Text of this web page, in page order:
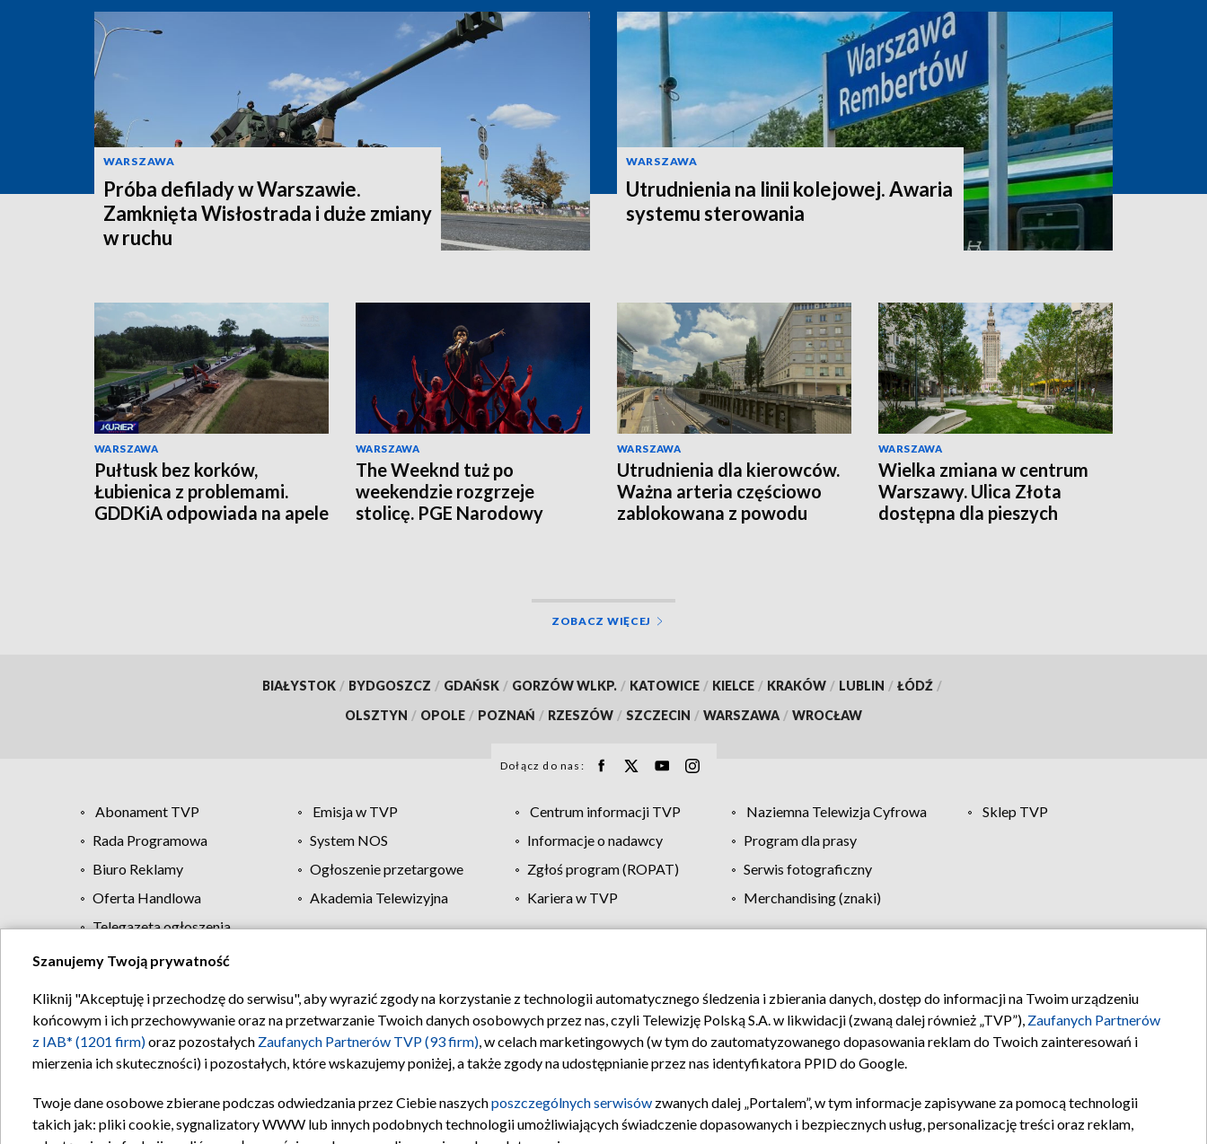
WARSZAWA
Próba defilady w Warszawie.
Zamknięta Wisłostrada i duże zmiany
w ruchu
WARSZAWA
Utrudnienia na linii kolejowej. Awaria
systemu sterowania
WARSZAWA
Pułtusk bez korków,
Łubienica z problemami.
GDDKiA odpowiada na apele
WARSZAWA
The Weeknd tuż po
weekendzie rozgrzeje
stolicę. PGE Narodowy
WARSZAWA
Utrudnienia dla kierowców.
Ważna arteria częściowo
zablokowana z powodu
WARSZAWA
Wielka zmiana w centrum
Warszawy. Ulica Złota
dostępna dla pieszych
ZOBACZ WIĘCEJ
BIAŁYSTOK / BYDGOSZCZ / GDAŃSK / GORZÓW WLKP. / KATOWICE / KIELCE / KRAKÓW / LUBLIN / ŁÓDŹ /
OLSZTYN / OPOLE / POZNAŃ / RZESZÓW / SZCZECIN / WARSZAWA / WROCŁAW
Dołącz do nas:
Abonament TVP Emisja w TVP Centrum informacji TVP Naziemna Telewizja Cyfrowa
Sklep TVP
Rada Programowa
System NOS Informacje o nadawcy
Program dla prasy
Biuro Reklamy
Ogłoszenie przetargowe Zgłoś program (ROPAT)
Serwis fotograficzny
Oferta Handlowa
Akademia Telewizyjna Kariera w TVP
Merchandising (znaki)
Telegazeta ogłoszenia
Regulamin TVP Polityka prywatności Moje zgody Pomoc Biuro reklamy Kontakt
Szanujemy Twoją prywatność
Kliknij "Akceptuję i przechodzę do serwisu", aby wyrazić zgody na korzystanie z technologii automatycznego śledzenia i zbierania danych, dostęp do informacji na Twoim urządzeniu
końcowym i ich przechowywanie oraz na przetwarzanie Twoich danych osobowych przez nas, czyli Telewizję Polską S.A. w likwidacji (zwaną dalej również „TVP”), Zaufanych Partnerów
z IAB* (1201 firm)oraz pozostałych Zaufanych Partnerów TVP (93 firm), w celach marketingowych (w tym do zautomatyzowanego dopasowania reklam do Twoich zainteresowań i
mierzenia ich skuteczności) i pozostałych, które wskazujemy poniżej, a także zgody na udostępnianie przez nas identyfikatora PPID do Google.
Twoje dane osobowe zbierane podczas odwiedzania przez Ciebie naszychposzczególnych serwisów zwanych dalej „Portalem”, w tym informacje zapisywane za pomocą technologii
takich jak: pliki cookie, sygnalizatory WWW lub innych podobnych technologii umożliwiających świadczenie dopasowanych i bezpiecznych usług, personalizację treści oraz reklam,